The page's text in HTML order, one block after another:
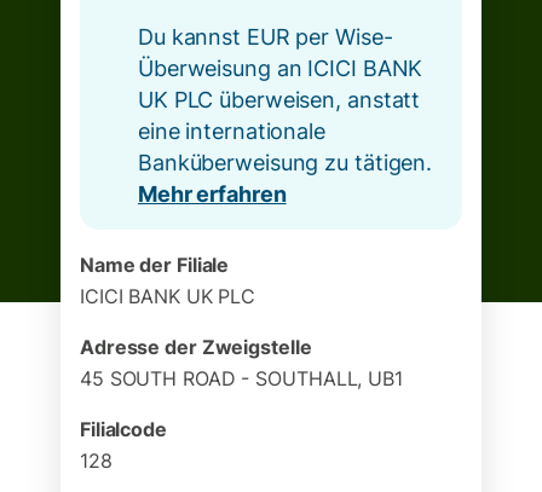
Du kannst EUR per Wise-
Überweisung an ICICI BANK
UK PLC überweisen, anstatt
eine internationale
Banküberweisung zu tätigen.
Mehr erfahren
Name der Filiale
ICICI BANK UK PLC
Adresse der Zweigstelle
45 SOUTH ROAD - SOUTHALL, UB1
Filialcode
128